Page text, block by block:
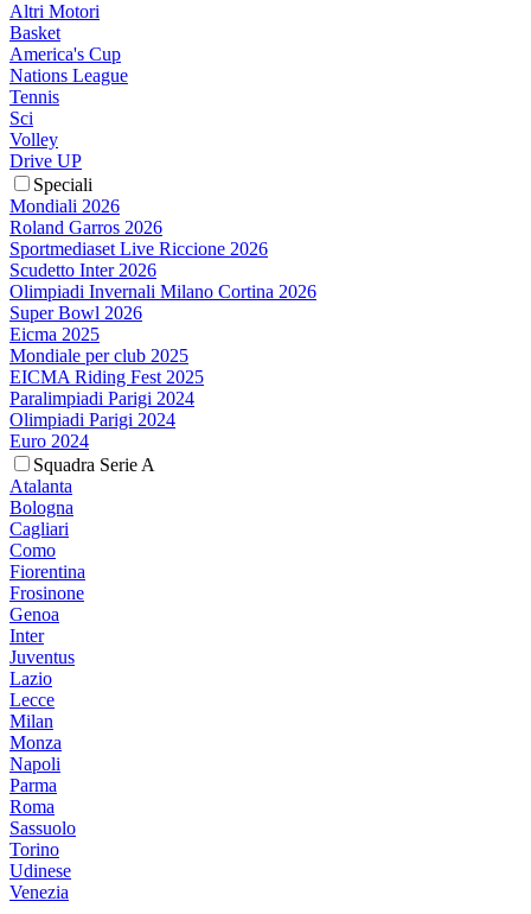
Altri Motori
Basket
America's Cup
Nations League
Tennis
Sci
Volley
Drive UP
Speciali
Mondiali 2026
Roland Garros 2026
Sportmediaset Live Riccione 2026
Scudetto Inter 2026
Olimpiadi Invernali Milano Cortina 2026
Super Bowl 2026
Eicma 2025
Mondiale per club 2025
EICMA Riding Fest 2025
Paralimpiadi Parigi 2024
Olimpiadi Parigi 2024
Euro 2024
Squadra Serie A
Atalanta
Bologna
Cagliari
Como
Fiorentina
Frosinone
Genoa
Inter
Juventus
Lazio
Lecce
Milan
Monza
Napoli
Parma
Roma
Sassuolo
Torino
Udinese
Venezia